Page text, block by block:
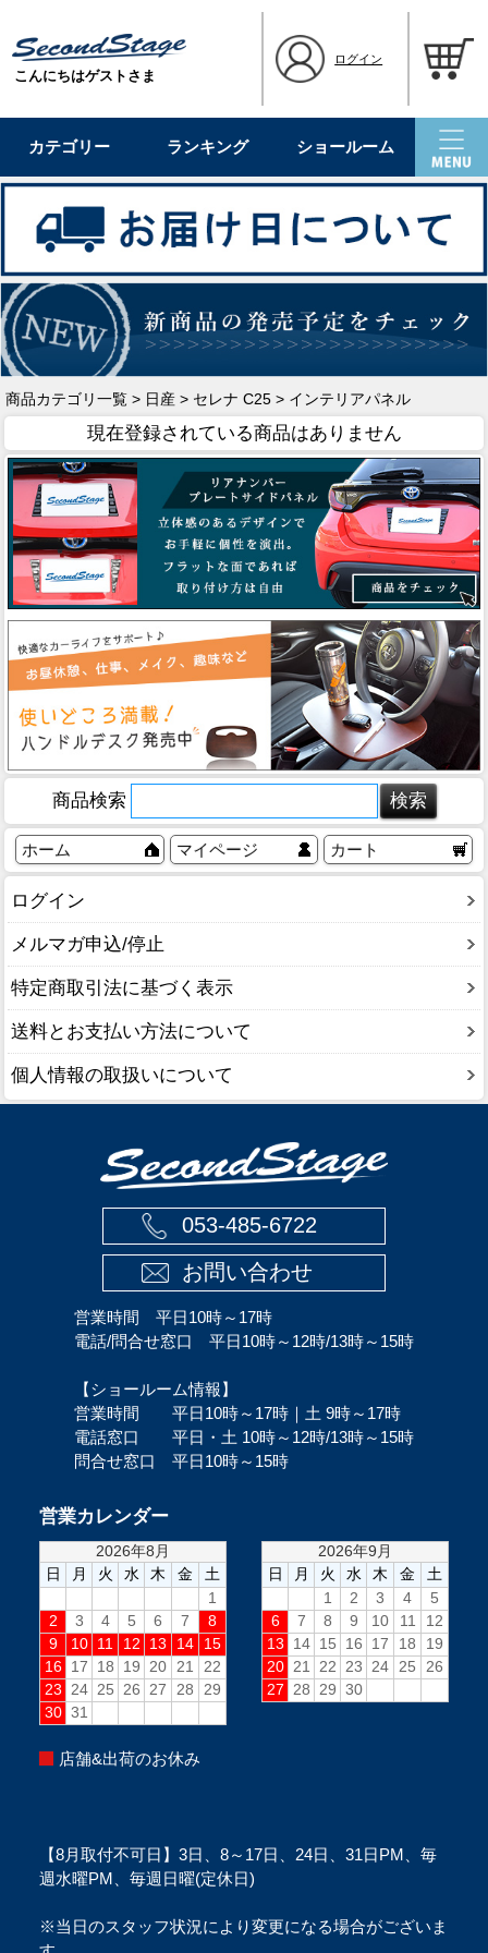
こんにちはゲストさま
ログイン
カテゴリー ランキング ショールーム
商品カテゴリ一覧 > 日産 > セレナ C25 > インテリアパネル
現在登録されている商品はありません
商品検索
ホーム マイページ カート
ログイン
メルマガ申込/停止
特定商取引法に基づく表示
送料とお支払い方法について
個人情報の取扱いについて
053-485-6722
お問い合わせ
営業時間 平日10時～17時
電話/問合せ窓口 平日10時～12時/13時～15時
【ショールーム情報】
営業時間 平日10時～17時｜土 9時～17時
電話窓口 平日・土 10時～12時/13時～15時
問合せ窓口 平日10時～15時
営業カレンダー
店舗&出荷のお休み
【8月取付不可日】3日、8～17日、24日、31日PM、毎
週水曜PM、毎週日曜(定休日)
※当日のスタッフ状況により変更になる場合がございま